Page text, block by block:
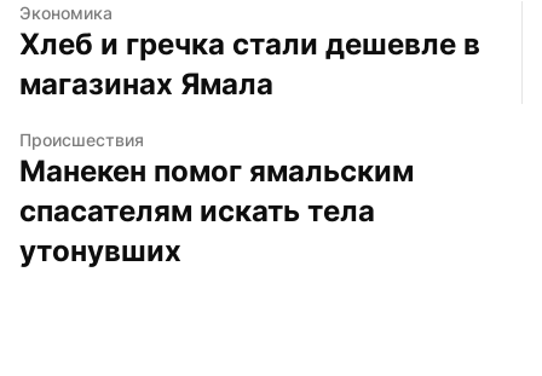
Экономика
Хлеб и гречка стали дешевле в
магазинах Ямала
Происшествия
Манекен помог ямальским
спасателям искать тела
утонувших